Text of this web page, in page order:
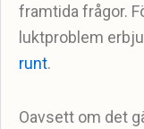
framtida frågor.
luktproblem
runt.
Oavsett om det